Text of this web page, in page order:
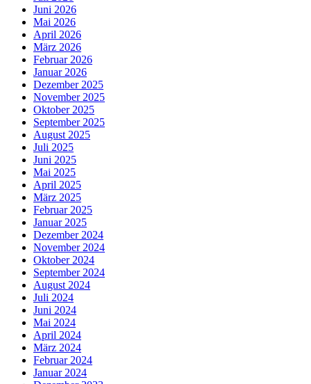
Juni 2026
Mai 2026
April 2026
März 2026
Februar 2026
Januar 2026
Dezember 2025
November 2025
Oktober 2025
September 2025
August 2025
Juli 2025
Juni 2025
Mai 2025
April 2025
März 2025
Februar 2025
Januar 2025
Dezember 2024
November 2024
Oktober 2024
September 2024
August 2024
Juli 2024
Juni 2024
Mai 2024
April 2024
März 2024
Februar 2024
Januar 2024